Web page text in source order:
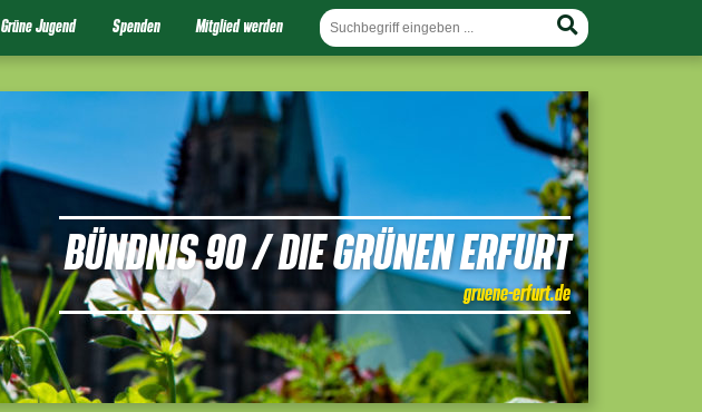
Grüne Jugend Spenden Mitglied werden
BÜNDNIS 90 / DIE GRÜNEN ERFURT
gruene-erfurt.de